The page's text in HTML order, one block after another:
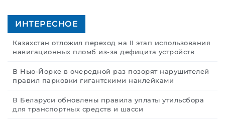
ИНТЕРЕСНОЕ
Казахстан отложил переход на II этап использования
навигационных пломб из-за дефицита устройств
В Нью-Йорке в очередной раз позорят нарушителей
правил парковки гигантскими наклейками
В Беларуси обновлены правила уплаты утильсбора
для транспортных средств и шасси